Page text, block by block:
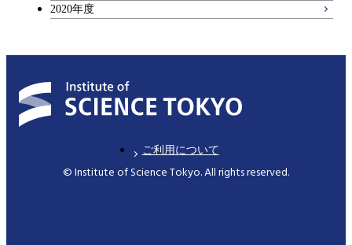
2020年度
ご利用について
© Institute of Science Tokyo. All rights reserved.